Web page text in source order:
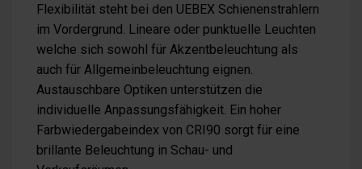
Flexibilität steht bei den UEBEX Schienenstrahlern
im Vordergrund. Lineare oder punktuelle Leuchten
welche sich sowohl für Akzentbeleuchtung als
auch für Allgemeinbeleuchtung eignen.
Austauschbare Optiken unterstützen die
individuelle Anpassungsfähigkeit. Ein hoher
Farbwiedergabeindex von CRI90 sorgt für eine
brillante Beleuchtung in Schau- und